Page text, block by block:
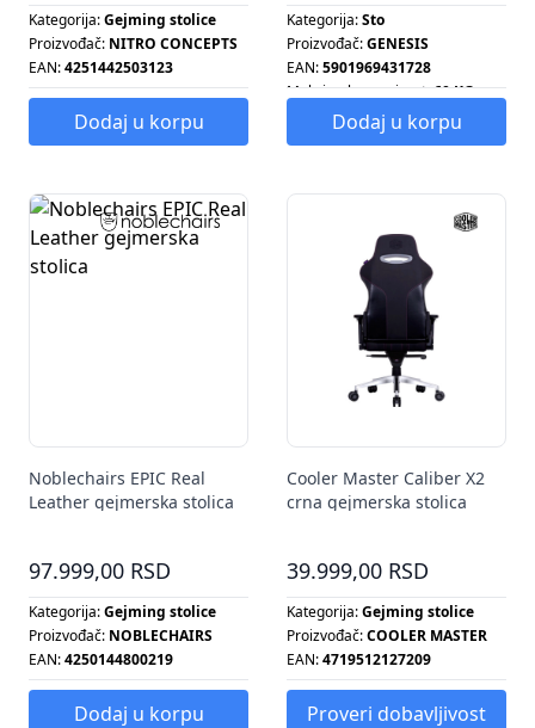
Kategorija:Gejming stolice
Proizvođač: NITRO CONCEPTS
EAN:4251442503123
Dodaj u korpu
Kategorija:Sto
Proizvođač:GENESIS
EAN:5901969431728
Maksimalna nosivost:60 KG
Dodaj u korpu
Noblechairs EPIC Real
Leather gejmerska stolica
97.999,00 RSD
Kategorija:Gejming stolice
Proizvođač: NOBLECHAIRS
EAN:4250144800219
Dodaj u korpu
Cooler Master Caliber X2
crna gejmerska stolica
39.999,00 RSD
Kategorija:Gejming stolice
Proizvođač:COOLER MASTER
EAN:4719512127209
Proveri dobavljivost